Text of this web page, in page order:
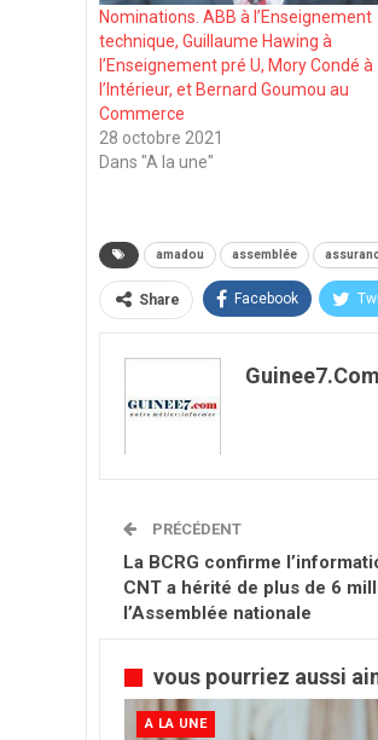
Nominations. ABB à l’Enseignement
technique, Guillaume Hawing à
l’Enseignement pré U, Mory Condé à
l’Intérieur, et Bernard Goumou au
Commerce
28 octobre 2021
Dans "A la une"
amadou assemblée
Share Facebook
Guinee7.com
PRÉCÉDENT
La BCRG confirme
CNT a hérité de plus de 6
l’Assemblée nationale
vous pourriez aussi
A LA UNE